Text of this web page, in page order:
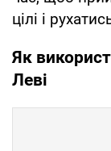
цілі і
Як
Леві